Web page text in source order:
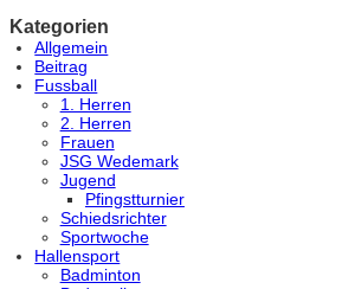
Kategorien
Allgemein
Beitrag
Fussball
1. Herren
2. Herren
Frauen
JSG Wedemark
Jugend
Pfingstturnier
Schiedsrichter
Sportwoche
Hallensport
Badminton